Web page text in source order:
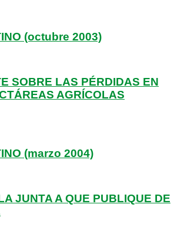
(octubre 2003)
SOBRE LAS PÉRDIDAS EN
AGRÍCOLAS
(marzo 2004)
JUNTA A QUE PUBLIQUE DE